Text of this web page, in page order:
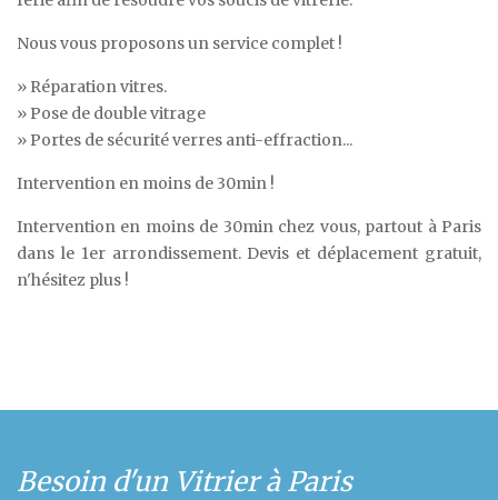
Nous vous proposons un service complet !
» Réparation vitres.
» Pose de double vitrage
» Portes de sécurité verres anti-effraction...
Intervention en moins de 30min !
Intervention en moins de 30min chez vous, partout à Paris
dans le 1er arrondissement. Devis et déplacement gratuit,
n'hésitez plus !
Besoin d'un Vitrier à Paris